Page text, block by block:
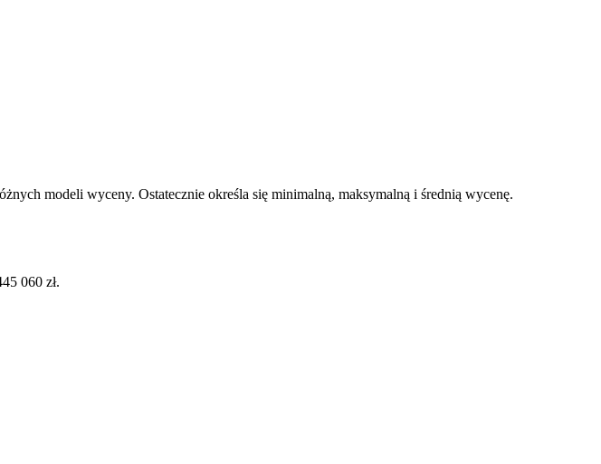
modeli wyceny. Ostatecznie określa się minimalną, maksymalną i średnią wycenę.
060 zł.